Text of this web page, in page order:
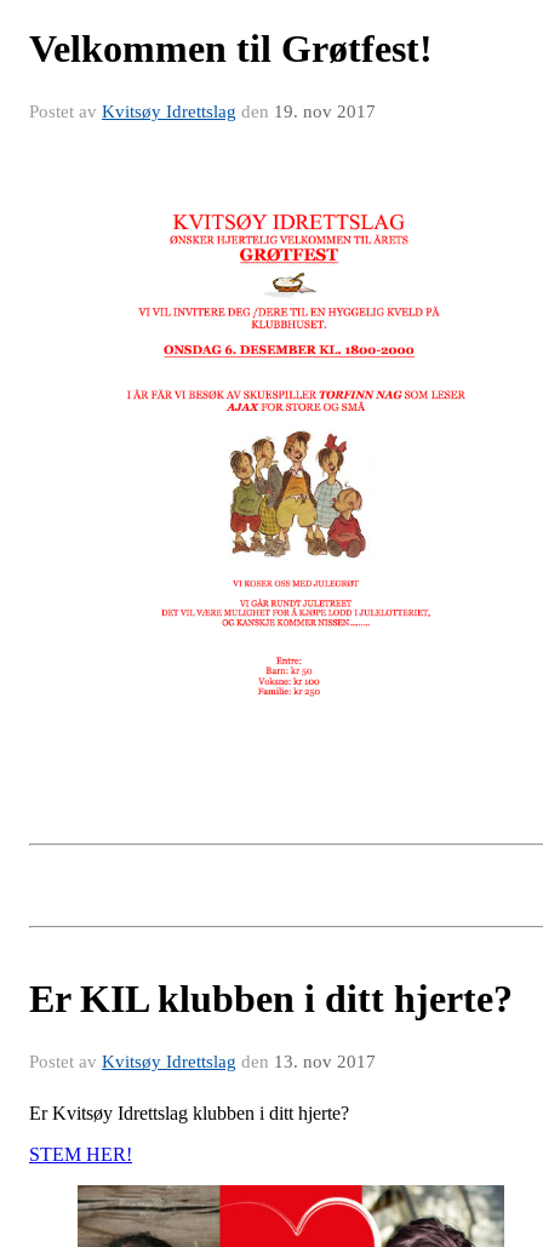
Velkommen til Grøtfest!
Postet av Kvitsøy Idrettslag den 19. nov 2017
Er KIL klubben i ditt hjerte?
Postet av Kvitsøy Idrettslag den 13. nov 2017
Er Kvitsøy Idrettslag klubben i ditt hjerte?
STEM HER!